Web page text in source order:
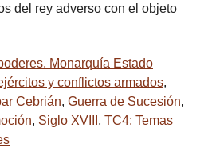
del rey adverso con el objeto
Monarquía Estado
y conflictos armados,
Cebrián, Guerra de Sucesión,
, Siglo XVIII , TC4: Temas